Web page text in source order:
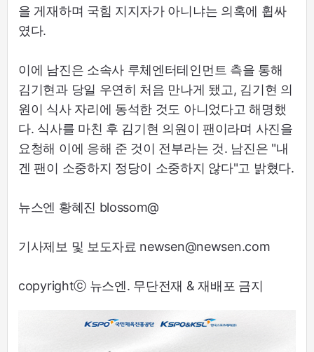
을 게재하며 국힘 지지자가 아니냐는 의혹에 휩싸
였다.
이에 남진은 소속사 루체엔터테인먼트 측을 통해
김기현과 당일 우연히 처음 만나게 됐고, 김기현 의
원이 식사 자리에 동석한 것도 아니었다고 해명했
다. 식사를 마친 후 김기현 의원이 팬이라며 사진을
요청해 이에 응해 준 것이 전부라는 것. 남진은 "내
겐 팬이 소중하지 정당이 소중하지 않다"고 밝혔다.
뉴스엔 황혜진 blossom@
기사제보 및 보도자료 newsen@newsen.com
copyrightⓒ 뉴스엔. 무단전재 & 재배포 금지